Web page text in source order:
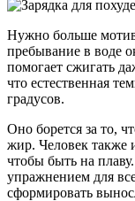
Нужно больше
пребывание в воде
помогает сжигать
что естественная
градусов.
Оно борется за то,
жир. Человек также
чтобы быть на
упражнением для
сформировать